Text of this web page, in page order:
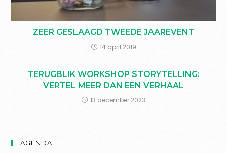
ZEER GESLAAGD TWEEDE JAAREVENT
14 april 2019
TERUGBLIK WORKSHOP STORYTELLING:
VERTEL MEER DAN EEN VERHAAL
13 december 2023
AGENDA